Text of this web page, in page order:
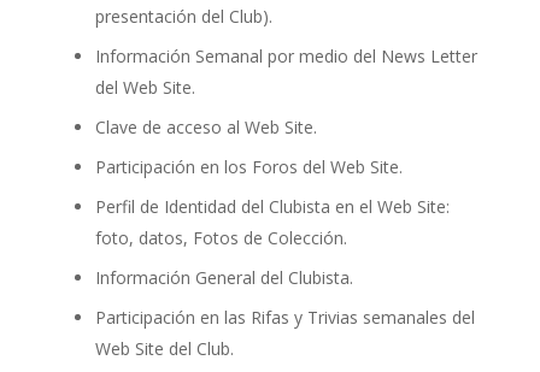
presentación del Club).
Información Semanal por medio del News Letter
del Web Site.
Clave de acceso al Web Site.
Participación en los Foros del Web Site.
Perfil de Identidad del Clubista en el Web Site:
foto, datos, Fotos de Colección.
Información General del Clubista.
Participación en las Rifas y Trivias semanales del
Web Site del Club.